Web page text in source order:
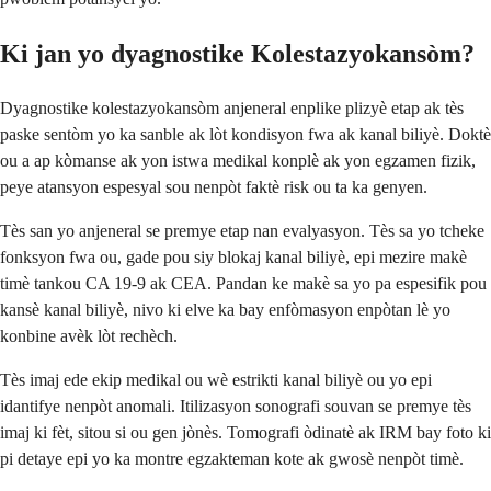
Ki jan yo dyagnostike Kolestazyokansòm?
Dyagnostike kolestazyokansòm anjeneral enplike plizyè etap ak tès
paske sentòm yo ka sanble ak lòt kondisyon fwa ak kanal biliyè. Doktè
ou a ap kòmanse ak yon istwa medikal konplè ak yon egzamen fizik,
peye atansyon espesyal sou nenpòt faktè risk ou ta ka genyen.
Tès san yo anjeneral se premye etap nan evalyasyon. Tès sa yo tcheke
fonksyon fwa ou, gade pou siy blokaj kanal biliyè, epi mezire makè
timè tankou CA 19-9 ak CEA. Pandan ke makè sa yo pa espesifik pou
kansè kanal biliyè, nivo ki elve ka bay enfòmasyon enpòtan lè yo
konbine avèk lòt rechèch.
Tès imaj ede ekip medikal ou wè estrikti kanal biliyè ou yo epi
idantifye nenpòt anomali. Itilizasyon sonografi souvan se premye tès
imaj ki fèt, sitou si ou gen jònès. Tomografi òdinatè ak IRM bay foto ki
pi detaye epi yo ka montre egzakteman kote ak gwosè nenpòt timè.